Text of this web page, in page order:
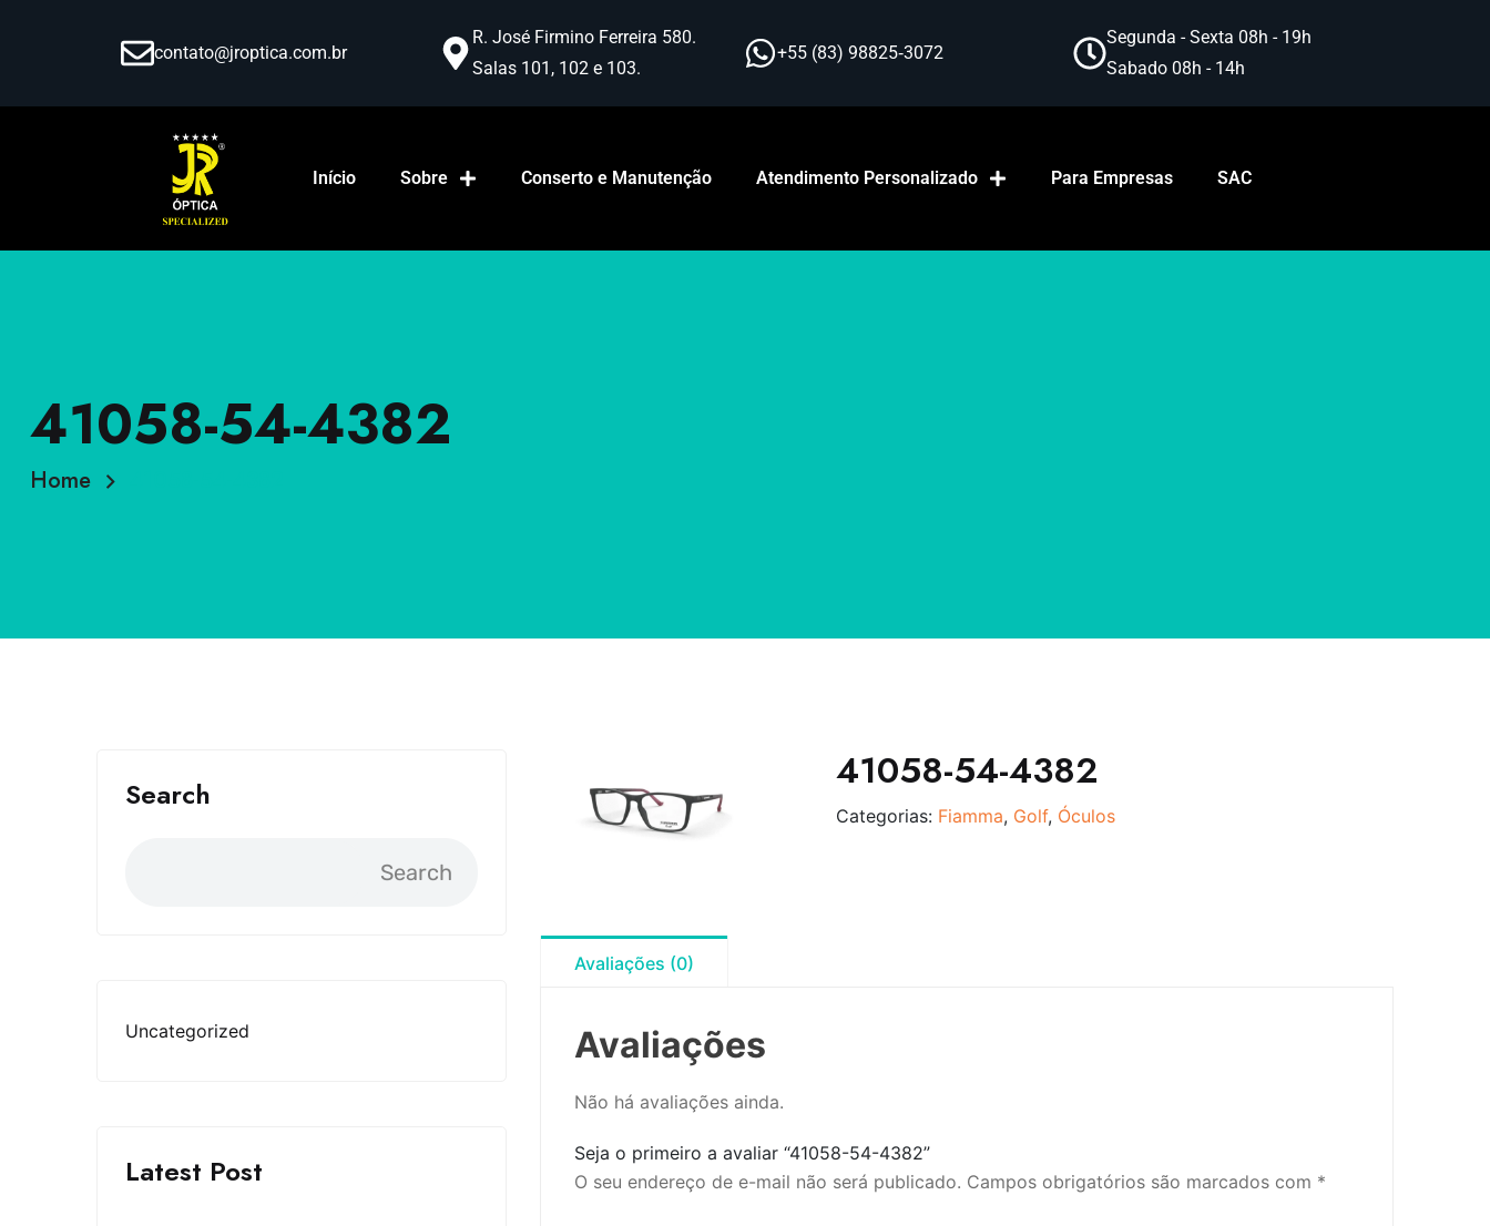
contato@jroptica.com.br
R. José Firmino Ferreira 580.
Salas 101, 102 e 103.
+55 (83) 98825‑3072
Segunda - Sexta 08h - 19h
Sabado 08h - 14h
Início Sobre Conserto e Manutenção Atendimento Personalizado Para Empresas SAC
41058-54-4382
Home
Search
Search
Uncategorized
Latest Post
41058-54-4382
Categorias: Fiamma, Golf, Óculos
Avaliações (0)
Avaliações
Não há avaliações ainda.
Seja o primeiro a avaliar “41058-54-4382”
O seu endereço de e-mail não será publicado. Campos obrigatórios são marcados com *